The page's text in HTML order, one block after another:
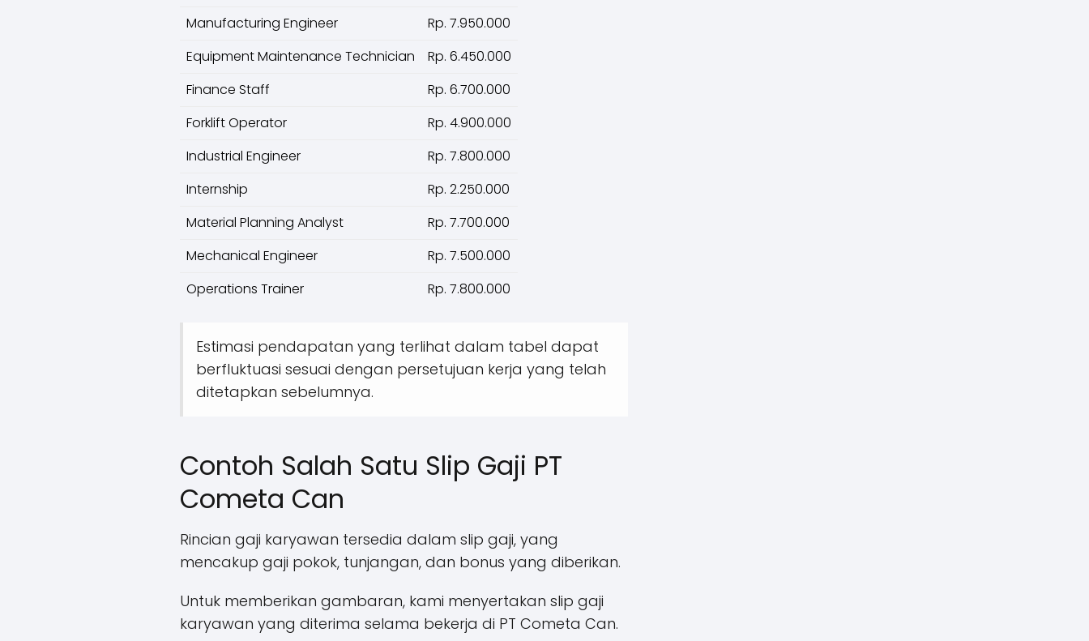
Manufacturing Engineer
Rp. 7.950.000
Equipment Maintenance Technician
Rp. 6.450.000
Finance Staff
Rp. 6.700.000
Forklift Operator
Rp. 4.900.000
Industrial Engineer
Rp. 7.800.000
Internship
Rp. 2.250.000
Material Planning Analyst
Rp. 7.700.000
Mechanical Engineer
Rp. 7.500.000
Operations Trainer
Rp. 7.800.000
Estimasi pendapatan yang terlihat dalam tabel dapat
berfluktuasi sesuai dengan persetujuan kerja yang telah
ditetapkan sebelumnya.
Contoh Salah Satu Slip Gaji PT
Cometa Can
Rincian gaji karyawan tersedia dalam slip gaji, yang
mencakup gaji pokok, tunjangan, dan bonus yang diberikan.
Untuk memberikan gambaran, kami menyertakan slip gaji
karyawan yang diterima selama bekerja di PT Cometa Can.